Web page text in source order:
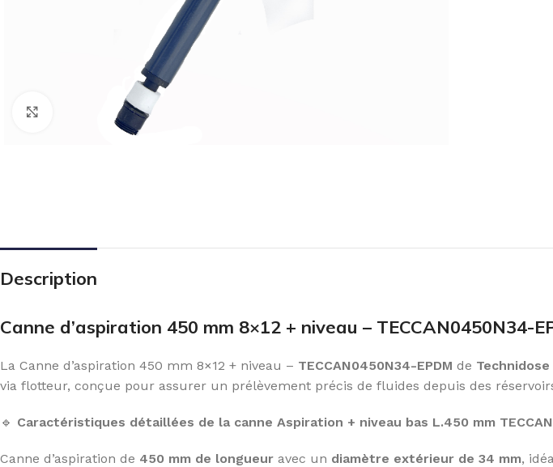
Click to enlarge
Description
Canne d’aspiration 450 mm 8×12 + niveau – TECCAN0450N34-
La Canne d’aspiration 450 mm 8×12 + niveau – TECCAN0450N34-EPDM de Technidose
via flotteur, conçue pour assurer un prélèvement précis de fluides depuis des
🔹 Caractéristiques détaillées de la canne Aspiration + niveau bas L.450 mm
Canne d’aspiration de 450 mm de longueur avec un diamètre extérieur de 34 mm,